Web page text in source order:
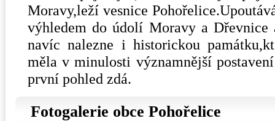
Moravy,leží vesnice
výhledem do údolí Moravy a Dřevnice
navíc nalezne i historickou
měla v minulosti významnější
první pohled zdá.
Fotogalerie obce Pohořelice